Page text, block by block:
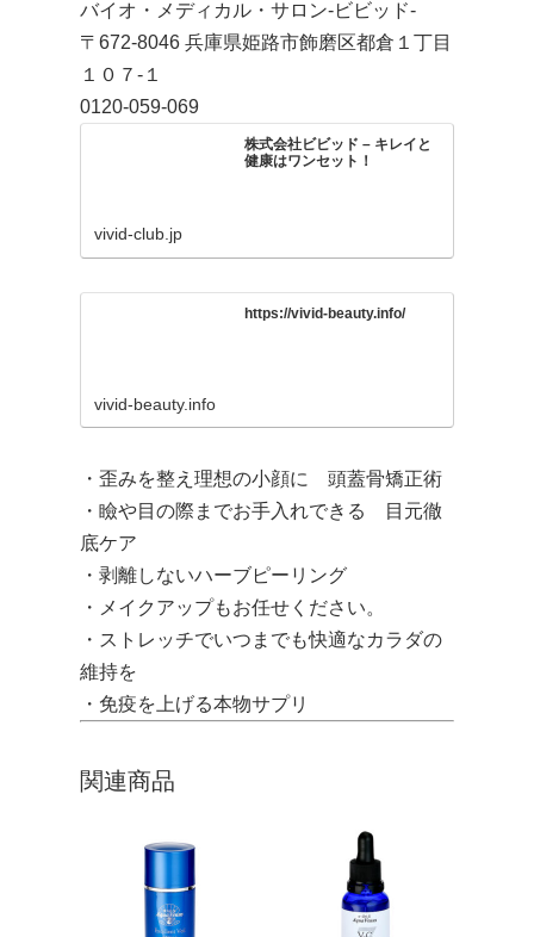
バイオ・メディカル・サロン-ビビッド-
〒672-8046 兵庫県姫路市飾磨区都倉１丁目
１０７-１
0120-059-069
株式会社ビビッド – キレイと
健康はワンセット！
vivid-club.jp
https://vivid-beauty.info/
vivid-beauty.info
・歪みを整え理想の小顔に 頭蓋骨矯正術
・瞼や目の際までお手入れできる 目元徹
底ケア
・剥離しないハーブピーリング
・メイクアップもお任せください。
・ストレッチでいつまでも快適なカラダの
維持を
・免疫を上げる本物サプリ
関連商品